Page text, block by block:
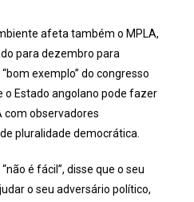
afeta também o MPLA,
para dezembro para
exemplo” do congresso
o Estado angolano pode fazer
com observadores
pluralidade democrática.
é fácil”, disse que o seu
o seu adversário político,